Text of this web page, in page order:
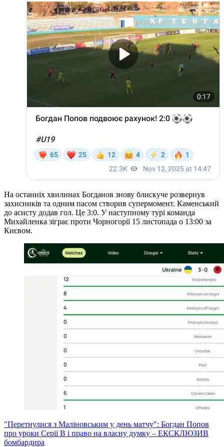
На останніх хвилинах Богданов знову блискуче розвернув
захисників та одним пасом створив супермомент. Каменський
до асисту додав гол. Це 3:0. У наступному турі команда
Михайленка зіграє проти Чорногорії 15 листопада о 13:00 за
Києвом.
"Перетнулися з Маліновським у день матчу": Богдан Попов
про уроки Серії В і право на власну думку – ЕКСКЛЮЗИВ
бомбардира